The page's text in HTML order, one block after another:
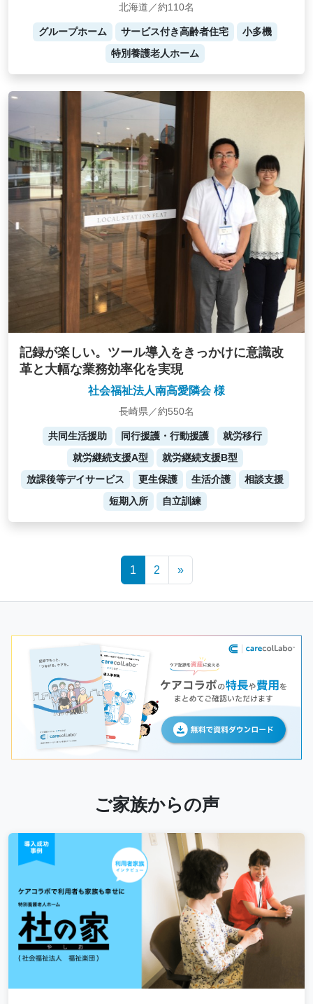
北海道／約110名
グループホーム サービス付き高齢者住宅
小多機
特別養護老人ホーム
記録が楽しい。ツール導入をきっかけに意識改
革と大幅な業務効率化を実現
社会福祉法人南高愛隣会 様
長崎県／約550名
共同生活援助 同行援護・行動援護
就労移行
就労継続支援A型
就労継続支援B型
放課後等デイサービス
更生保護 生活介護
相談支援
短期入所
自立訓練
1 2 »
ご家族からの声